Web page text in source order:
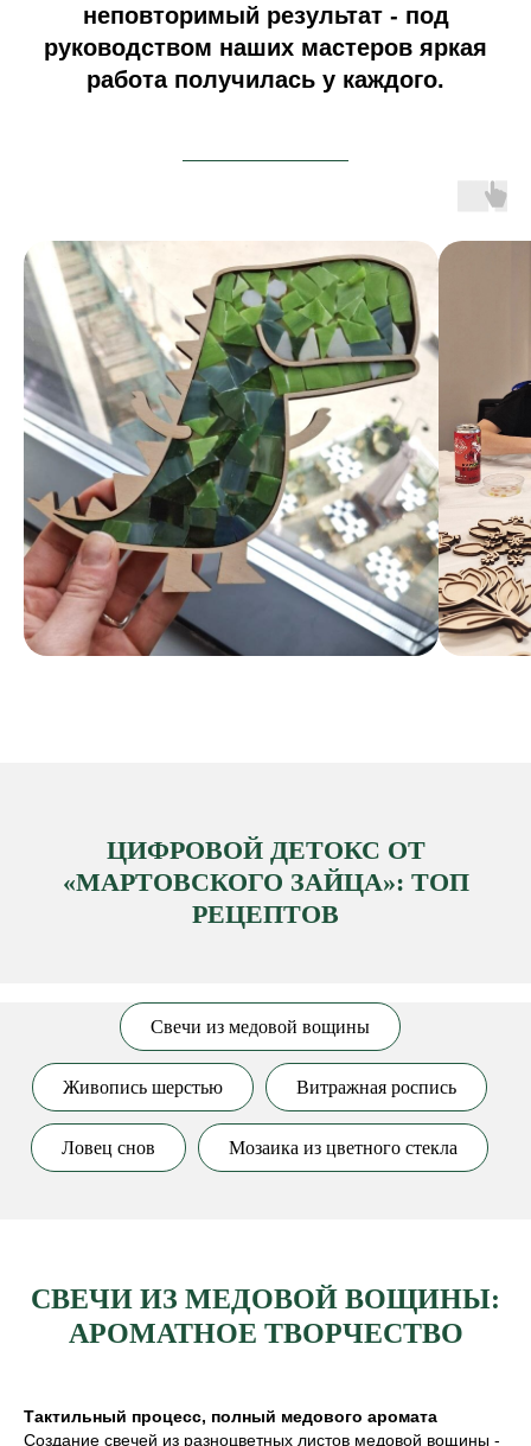
неповторимый результат - под
руководством наших мастеров яркая
работа получилась у каждого.
ЦИФРОВОЙ ДЕТОКС ОТ
«МАРТОВСКОГО ЗАЙЦА»: ТОП
РЕЦЕПТОВ
Свечи из медовой вощины
Живопись шерстью Витражная роспись
Ловец снов Мозаика из цветного стекла
СВЕЧИ ИЗ МЕДОВОЙ ВОЩИНЫ:
АРОМАТНОЕ ТВОРЧЕСТВО
Тактильный процесс, полный медового аромата
Создание свечей из разноцветных листов медовой вощины -